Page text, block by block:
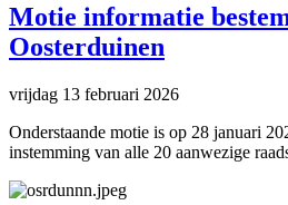
Motie informatie
Oosterduinen
vrijdag 13 februari 2026
Onderstaande motie is op 28 januari
instemming van alle 20 aanwezige